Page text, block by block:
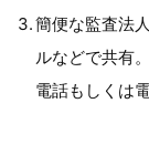
簡便な監査法
ルなどで共有
電話もしくは